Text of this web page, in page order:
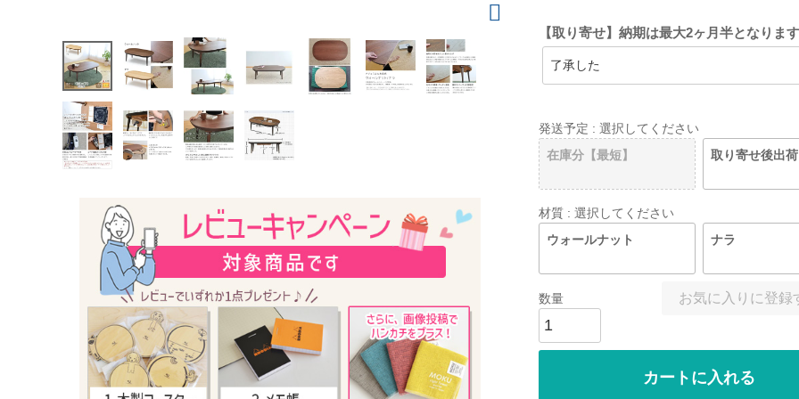
【取り寄せ】納期は最大2ヶ月半となりま
発送予定
選択してください
在庫分【最短】
取り寄せ後出荷
材質
選択してください
ウォールナット
ナラ
お気に入りに登録
カートに入れる